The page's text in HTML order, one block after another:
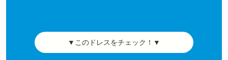
▼このドレスをチェック！▼